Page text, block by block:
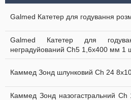
Galmed Катетер для годування
Galmed Катетер для
неградуйований Ch5 1,6x400 мм 1
Каммед Зонд шлунковий Ch 24
Каммед Зонд назогастральний